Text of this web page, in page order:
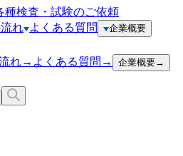
種検査・試験のご依頼
れ よくある質問
企業概要
れ→ よくある質問 → 企業概要→